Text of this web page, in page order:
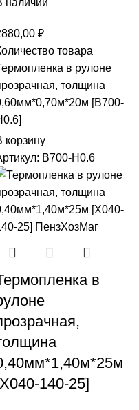
наличии
₽
товара
в рулоне
толщина
[B700-
корзину
B700-H0.6
в
140-25]